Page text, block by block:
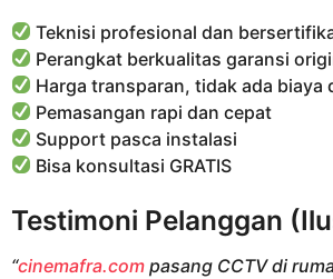
Teknisi profesional dan
Perangkat berkualitas garansi
Harga transparan, tidak ada biaya
Pemasangan rapi dan cepat
Support pasca instalasi
Bisa konsultasi GRATIS
Testimoni Pelanggan
“cinemafra.com pasang CCTV di